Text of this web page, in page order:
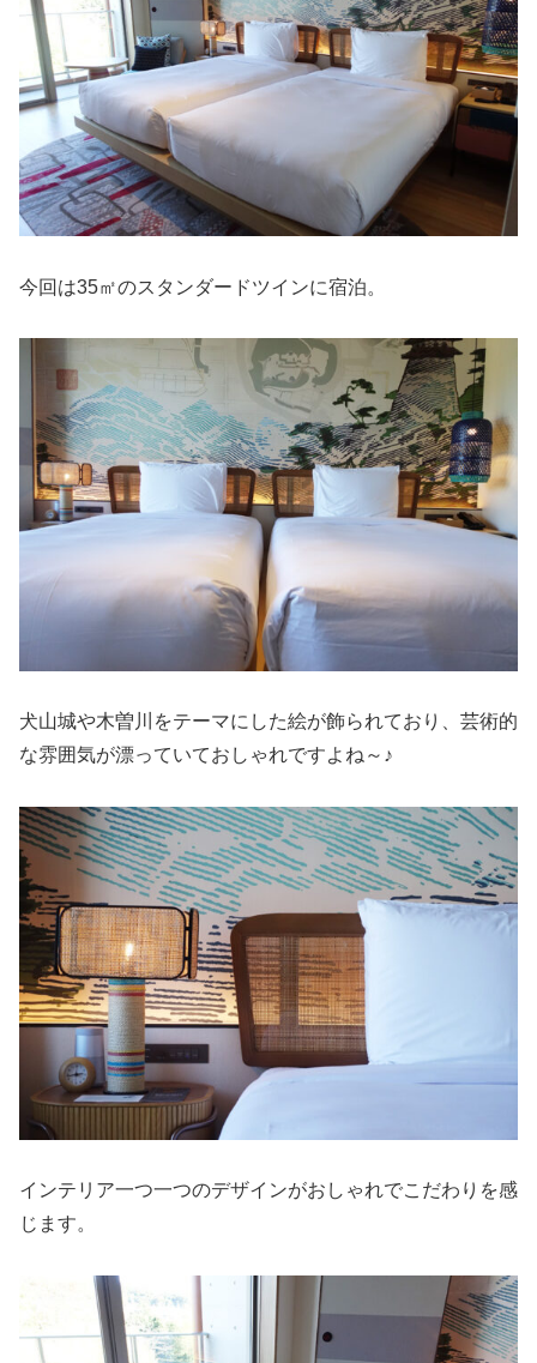
今回は35㎡のスタンダードツインに宿泊。
犬山城や木曽川をテーマにした絵が飾られており、芸術的
な雰囲気が漂っていておしゃれですよね～♪
インテリア一つ一つのデザインがおしゃれでこだわりを感
じます。